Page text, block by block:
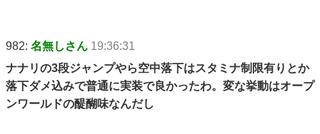
982: 名無しさん 19:36:31
ナナリの3段ジャンプやら空中落下はスタミナ制限有りとか
落下ダメ込みで普通に実装で良かったわ。変な挙動はオープ
ンワールドの醍醐味なんだし